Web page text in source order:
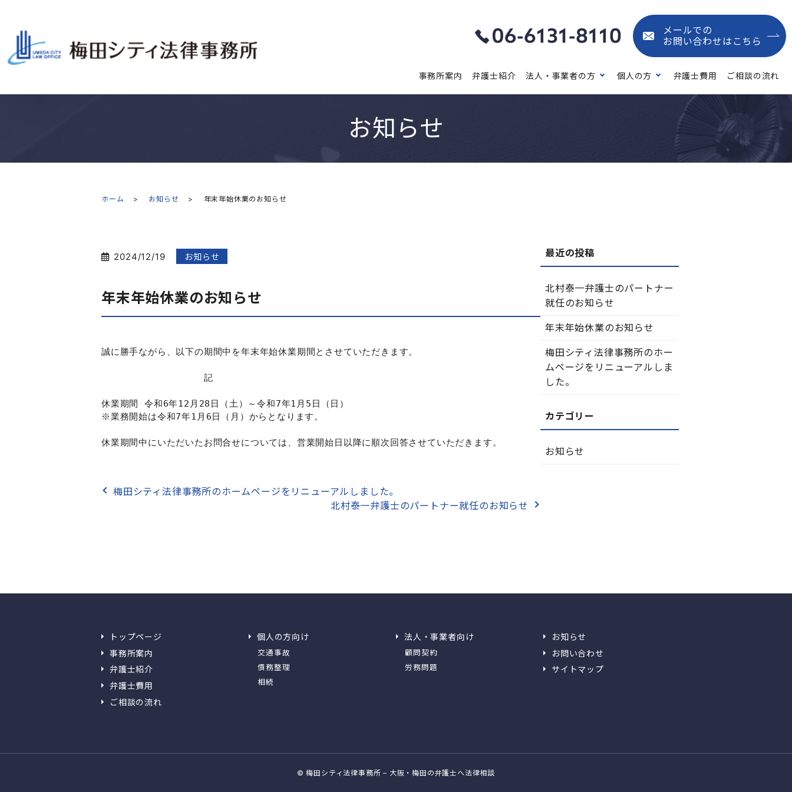
事務所案内 弁護士紹介 法人・事業者の方 個人の方 弁護士費用 ご相談の流れ
メールでの
お問い合わせはこちら
お知らせ
ホーム お知らせ 年末年始休業のお知らせ
2024/12/19 お知らせ
年末年始休業のお知らせ
誠に勝手ながら、以下の期間中を年末年始休業期間とさせていただきます。
記
休業期間 令和6年12月28日（土）～令和7年1月5日（日）
※業務開始は令和7年1月6日（月）からとなります。
休業期間中にいただいたお問合せについては、営業開始日以降に順次回答させていただきます。
梅田シティ法律事務所のホームページをリニューアルしました。
北村泰一弁護士のパートナー就任のお知らせ
北村泰一弁護士のパートナー
就任のお知らせ
年末年始休業のお知らせ
梅田シティ法律事務所のホー
ムページをリニューアルしま
した。
お知らせ
トップページ
事務所案内
弁護士紹介
弁護士費用
ご相談の流れ
個人の方向け
交通事故
債務整理
相続
法人・事業者向け
顧問契約
労務問題
お知らせ
お問い合わせ
サイトマップ
© 梅田シティ法律事務所 – 大阪・梅田の弁護士へ法律相談